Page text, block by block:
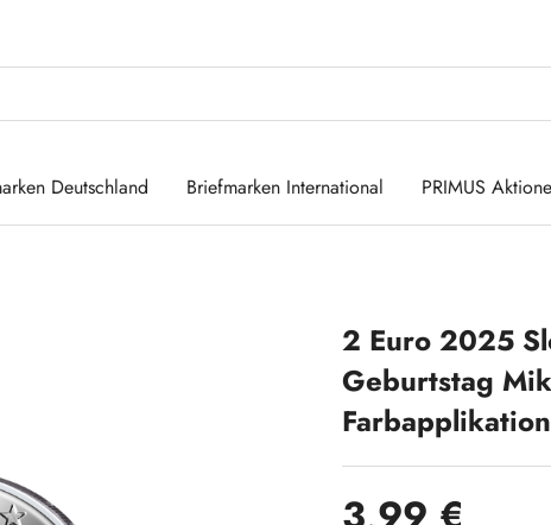
Deutschland Briefmarken International PRIMUS
2 Euro 2025
Geburtstag
Regulärer Preis: